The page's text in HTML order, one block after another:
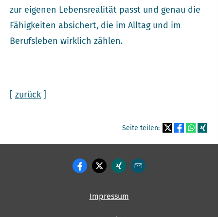
zur eigenen Lebensrealität passt und genau die
Fähigkeiten absichert, die im Alltag und im
Berufsleben wirklich zählen.
[ zurück ]
Seite teilen:
Impressum